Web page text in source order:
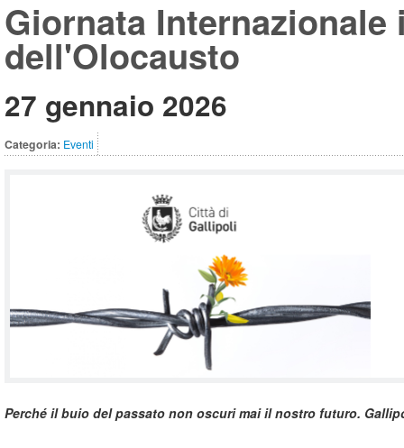
Giornata
dell'Olocausto
27 gennaio 2026
Categoria: Eventi
Perché il buio del passato non oscuri mai il nostro futuro.